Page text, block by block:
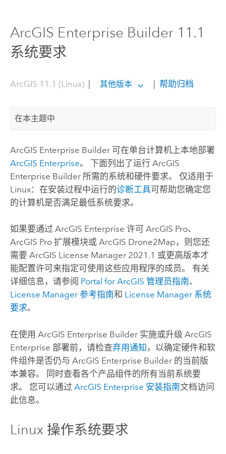
ArcGIS Enterprise Builder 11.1
系统要求
ArcGIS 11.1 (Linux)| 其他版本 帮助归档
在本主题中
ArcGIS Enterprise Builder可在单台计算机上本地部署
ArcGIS Enterprise。 下面列出了运行 ArcGIS
Enterprise Builder所需的系统和硬件要求。 仅适用于
Linux：在安装过程中运行的诊断工具可帮助您确定您
的计算机是否满足最低系统要求。
如果要通过 ArcGIS Enterprise 许可 ArcGIS Pro、
ArcGIS Pro扩展模块或 ArcGIS Drone2Map ，则您还
需要 ArcGIS License Manager2021.1 或更高版本才
能配置许可来指定可使用这些应用程序的成员。 有关
详细信息，请参阅 Portal for ArcGIS 管理员指南、
License Manager参考指南和 License Manager系统
要求。
在使用 ArcGIS Enterprise Builder实施或升级 ArcGIS
Enterprise 部署前，请检查弃用通知 ，以确定硬件和软
件组件是否仍与 ArcGIS Enterprise Builder的当前版
本兼容。 同时查看各个产品组件的所有当前系统要
求。 您可以通过 ArcGIS Enterprise 安装指南文档访问
此信息。
Linux 操作系统要求